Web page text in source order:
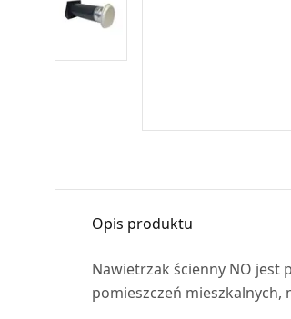
Opis produktu
Nawietrzak ścienny NO jest
pomieszczeń mieszkalnych,